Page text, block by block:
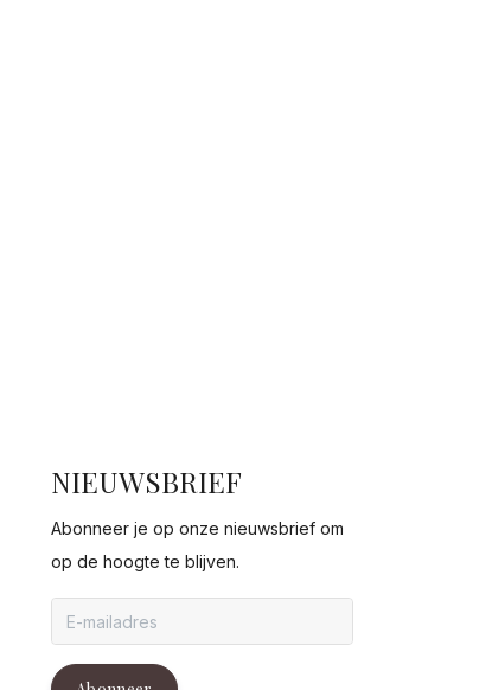
NIEUWSBRIEF
Abonneer je op onze nieuwsbrief om
op de hoogte te blijven.